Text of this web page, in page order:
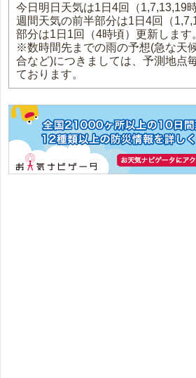
今日明日天気は1日4回（1,7,13,19
週間天気の前半部分は1日4回（
部分は1日1回（4時頃）更新します
※数時間先までの雨の予想(急な天
合など)につきましては、予測地点
ております。